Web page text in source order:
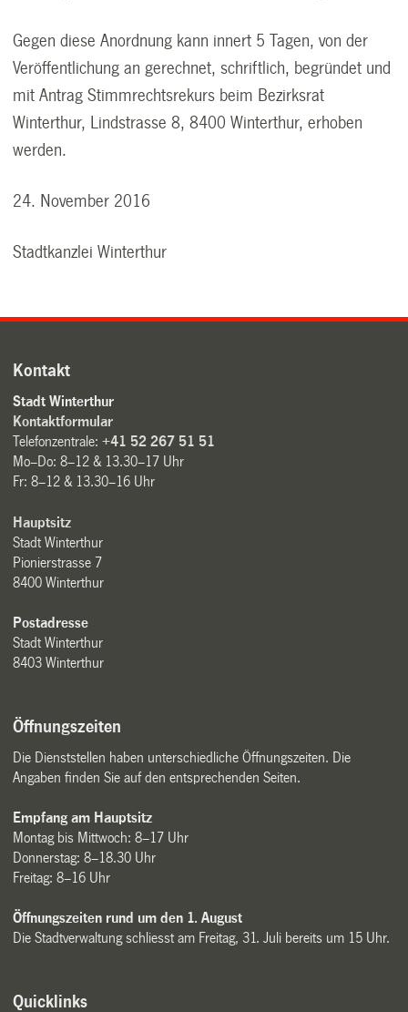
Gegen diese Anordnung kann innert 5 Tagen, von der
Veröffentlichung an gerechnet, schriftlich, begründet und
mit Antrag Stimmrechtsrekurs beim Bezirksrat
Winterthur, Lindstrasse 8, 8400 Winterthur, erhoben
werden.
24. November 2016
Stadtkanzlei Winterthur
Kontakt
Stadt Winterthur
Kontaktformular
Telefonzentrale:+41 52 267 51 51
Mo–Do: 8–12 & 13.30–17 Uhr
Fr: 8–12 & 13.30–16 Uhr
Hauptsitz
Stadt Winterthur
Pionierstrasse 7
8400 Winterthur
Postadresse
Stadt Winterthur
8403 Winterthur
Öffnungszeiten
Die Dienststellen haben unterschiedliche Öffnungszeiten. Die
Angaben finden Sie auf den entsprechenden Seiten.
Empfang am Hauptsitz
Montag bis Mittwoch: 8–17 Uhr
Donnerstag: 8–18.30 Uhr
Freitag: 8–16 Uhr
Öffnungszeiten rund um den 1. August
Die Stadtverwaltung schliesst am Freitag, 31. Juli bereits um 15 Uhr.
Quicklinks